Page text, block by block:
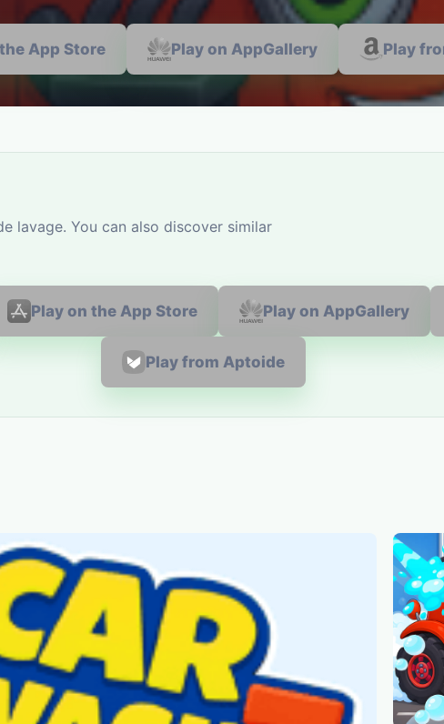
App Store Play on AppGallery Play
lavage. You can also discover similar
Play on the App Store Play on AppGallery
Play from Aptoide